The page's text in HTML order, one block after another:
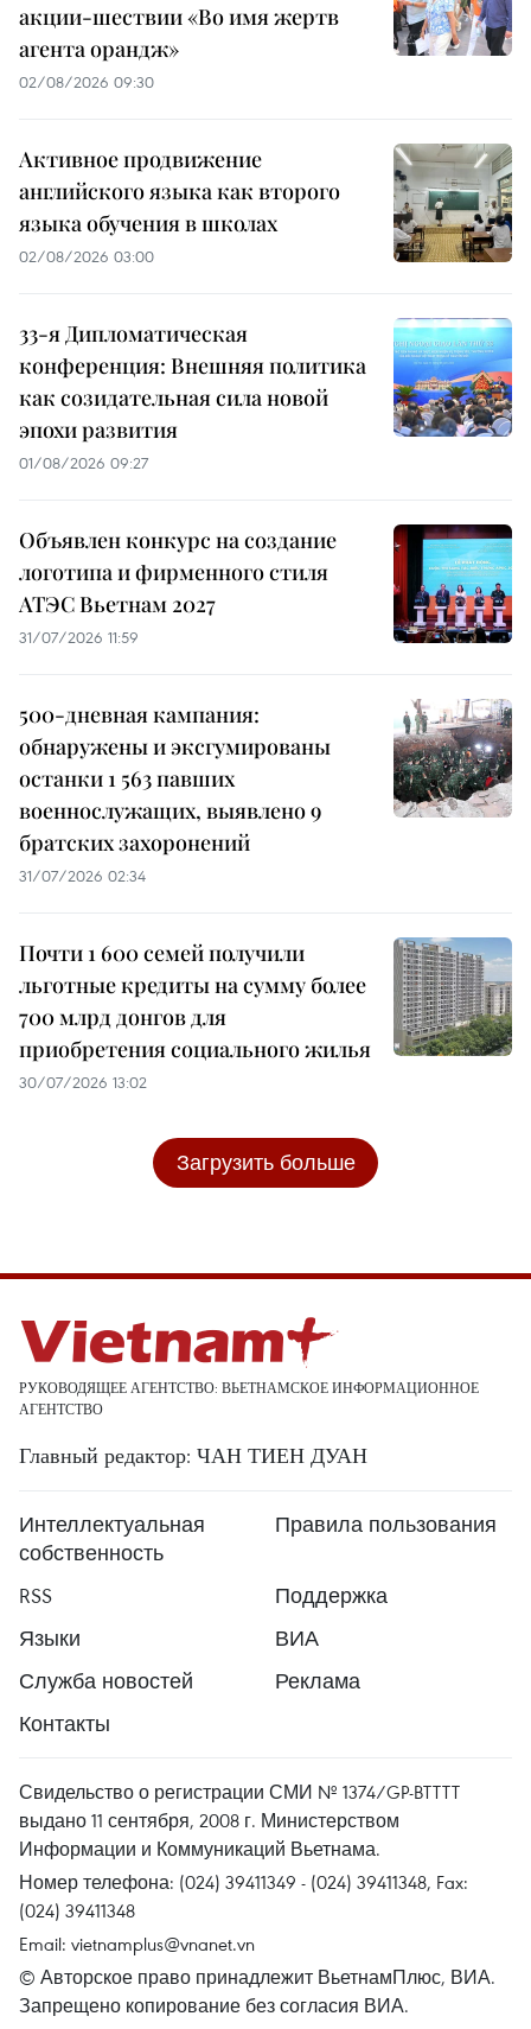
акции-шествии «Во имя жертв
агента орандж»
02/08/2026 09:30
Активное продвижение
английского языка как второго
языка обучения в школах
02/08/2026 03:00
33-я Дипломатическая
конференция: Внешняя политика
как созидательная сила новой
эпохи развития
01/08/2026 09:27
Объявлен конкурс на создание
логотипа и фирменного стиля
АТЭС Вьетнам 2027
31/07/2026 11:59
500-дневная кампания:
обнаружены и эксгумированы
останки 1 563 павших
военнослужащих, выявлено 9
братских захоронений
31/07/2026 02:34
Почти 1 600 семей получили
льготные кредиты на сумму более
700 млрд донгов для
приобретения социального жилья
30/07/2026 13:02
Загрузить больше
РУКОВОДЯЩЕЕ АГЕНТСТВО: ВЬЕТНАМСКОЕ ИНФОРМАЦИОННОЕ
АГЕНТСТВО
Главный редактор: ЧАН ТИЕН ДУАН
Интеллектуальная
собственность
Правила пользования
RSS
Поддержка
Языки
ВИА
Служба новостей
Реклама
Контакты
Свидельство о регистрации СМИ № 1374/GP-BTTTT
выдано 11 сентября, 2008 г. Министерством
Информации и Коммуникаций Вьетнама.
Номер телефона: (024) 39411349 - (024) 39411348, Fax:
(024) 39411348
Email: vietnamplus@vnanet.vn
© Авторское право принадлежит ВьетнамПлюс, ВИА.
Запрещено копирование без согласия ВИА.